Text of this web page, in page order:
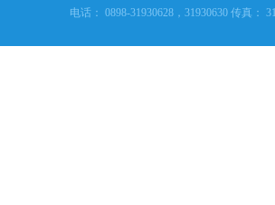
电话： 0898-31930628，31930630 传真：